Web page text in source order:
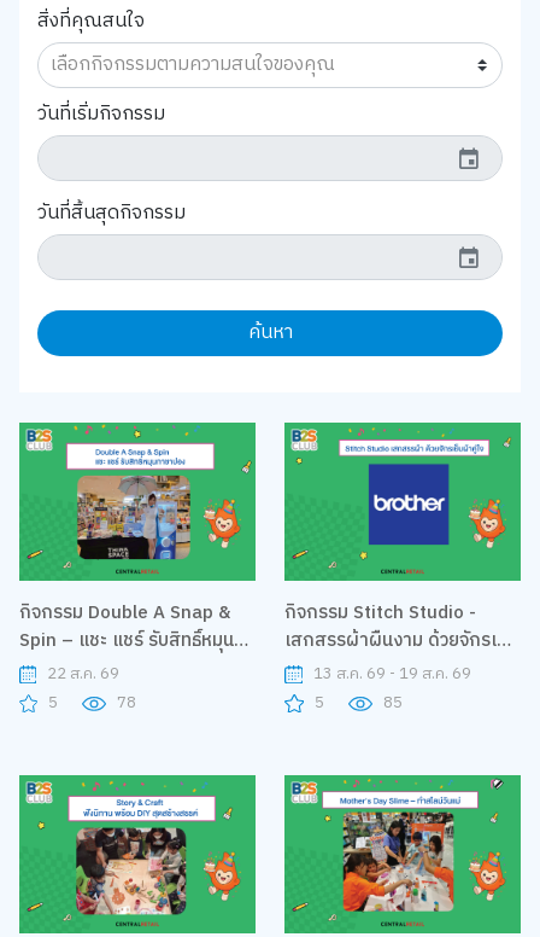
สิ่งที่คุณสนใจ
วันที่เริ่มกิจกรรม
event
วันที่สิ้นสุดกิจกรรม
event
ค้นหา
กิจกรรม Double A Snap &
Spin – แชะ แชร์ รับสิทธิ์หมุนกา
ชาปอง22 ส.ค. 69
5
78
กิจกรรม Stitch Studio -
เสกสรรผ้าผืนงาม ด้วยจักรเย็บ
ผ้าคู่ใจ13 ส.ค. 69 - 19 ส.ค. 69
5
85